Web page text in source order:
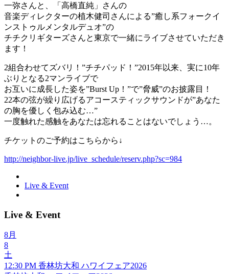
一弥さんと、「高橋直純」さんの
音楽ディレクターの植木健司さんによる”癒し系フォークイ
ンストゥルメンタルデュオ”の
チチクリギターズさんと東京で一緒にライブさせていただき
ます！
2組合わせてズバリ！”チチパッド！”2015年以来、実に10年
ぶりとなる2マンライブで
お互いに成長した姿を”Burst Up！”で”脅威”のお披露目！
22本の弦が繰り広げるアコースティックサウンドが”あなた
の胸を優しく包み込む…”
一度触れた感触をあなたは忘れることはないでしょう…。
チケットのご予約はこちらから↓
http://neighbor-live.jp/live_schedule/reserv.php?sc=984
Live & Event
Live & Event
8月
8
土
12:30 PM 香林坊大和 ハワイフェア2026